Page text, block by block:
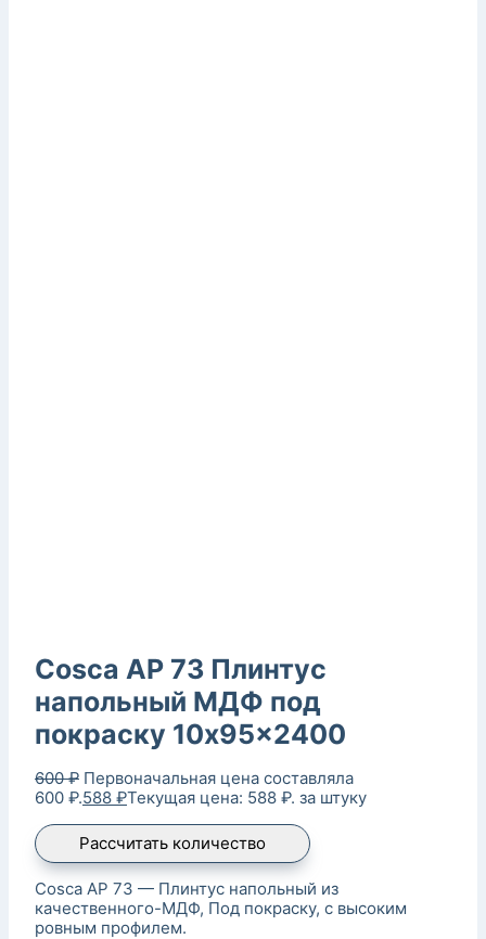
Cosca AP 73 Плинтус
напольный МДФ под
покраску 10x95x2400
600₽ Первоначальная цена составляла
600 ₽.588 ₽Текущая цена: 588 ₽. за штуку
Рассчитать количество
Cosca AP 73 — Плинтус напольный из
качественного-МДФ, Под покраску, с высоким
ровным профилем.